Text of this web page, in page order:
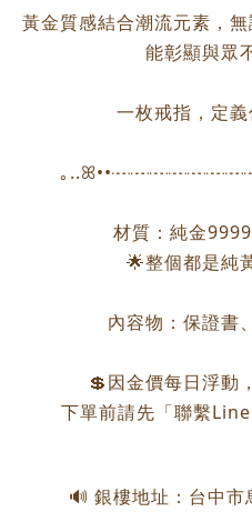
黃金質感結合潮流元素，
能彰顯與眾
一枚戒指，定義
｡
材質：純金
🌟整個都是純
內容物：保證書
💲因金價每日浮動
下單前請先「聯繫
🔊 銀樓地址：台中